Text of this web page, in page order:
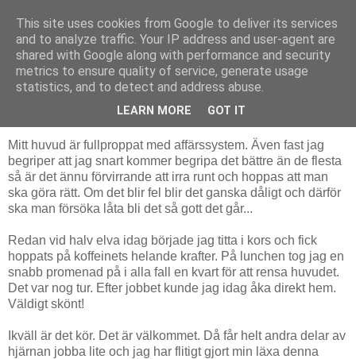
Livsdans
torsdag 3 maj 2012
Trött i affärsmössan
Mitt huvud är fullproppat med affärssystem. Även fast jag
begriper att jag snart kommer begripa det bättre än de flesta
så är det ännu förvirrande att irra runt och hoppas att man
ska göra rätt. Om det blir fel blir det ganska dåligt och därför
ska man försöka låta bli det så gott det går...
Redan vid halv elva idag började jag titta i kors och fick
hoppats på koffeinets helande krafter. På lunchen tog jag en
snabb promenad på i alla fall en kvart för att rensa huvudet.
Det var nog tur. Efter jobbet kunde jag idag åka direkt hem.
Väldigt skönt!
Ikväll är det kör. Det är välkommet. Då får helt andra delar av
hjärnan jobba lite och jag har flitigt gjort min läxa denna
This site uses cookies from Google to deliver its services
and to analyze traffic. Your IP address and user-agent are
shared with Google along with performance and security
metrics to ensure quality of service, generate usage
statistics, and to detect and address abuse.
LEARN MORE GOT IT